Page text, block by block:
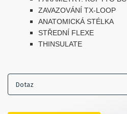
ZAVAZOVÁNÍ TX-LOOP
ANATOMICKÁ STÉLKA
STŘEDNÍ FLEXE
THINSULATE
Dotaz